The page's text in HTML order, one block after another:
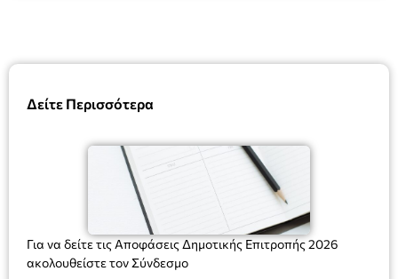
Δείτε Περισσότερα
Για να δείτε τις Αποφάσεις Δημοτικής Επιτροπής 2026
ακολουθείστε τον Σύνδεσμο